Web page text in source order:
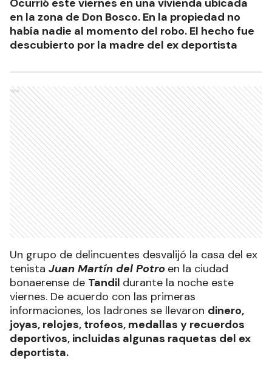
Ocurrió este viernes en una vivienda ubicada
en la zona de Don Bosco. En la propiedad no
había nadie al momento del robo. El hecho fue
descubierto por la madre del ex deportista
Ads
Un grupo de delincuentes desvalijó la casa del ex
tenista Juan Martín del Potro en la ciudad
bonaerense de Tandil durante la noche este
viernes. De acuerdo con las primeras
informaciones, los ladrones se llevaron dinero,
joyas, relojes, trofeos, medallas y recuerdos
deportivos, incluidas algunas raquetas del ex
deportista.